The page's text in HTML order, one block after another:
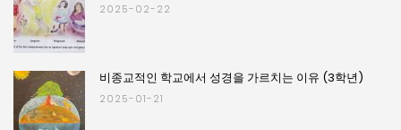
2025-02-22
비종교적인 학교에서 성경을 가르치는 이유 (3학년)
2025-01-21